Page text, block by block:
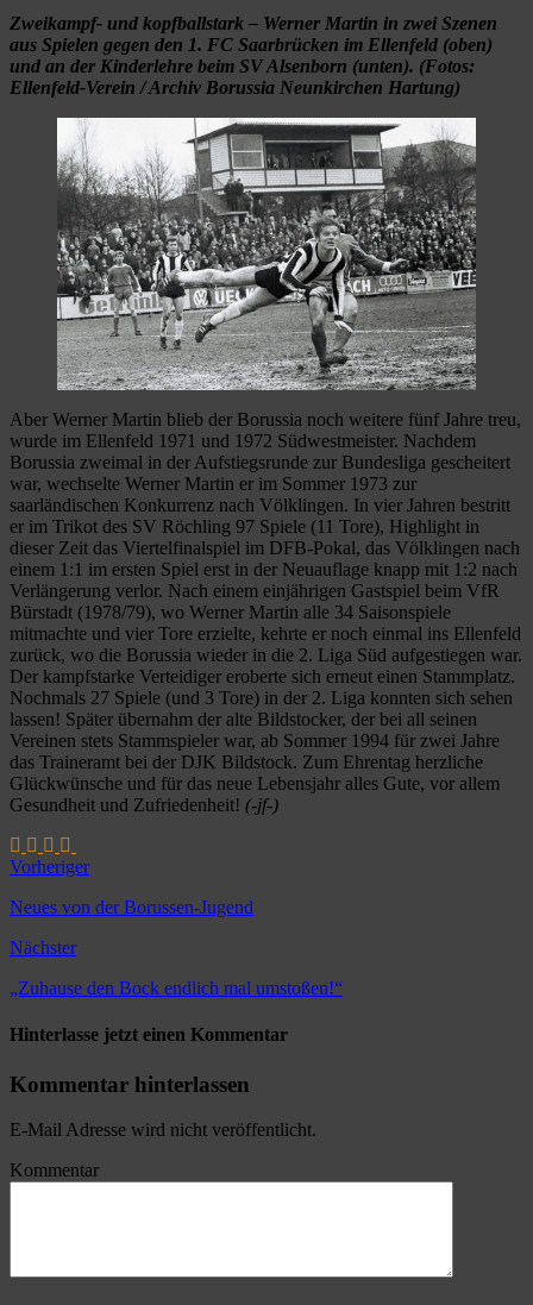
Zweikampf- und kopfballstark – Werner Martin in zwei Szenen
aus Spielen gegen den 1. FC Saarbrücken im Ellenfeld (oben)
und an der Kinderlehre beim SV Alsenborn (unten). (Fotos:
Ellenfeld-Verein / Archiv Borussia Neunkirchen Hartung)
Aber Werner Martin blieb der Borussia noch weitere fünf Jahre treu,
wurde im Ellenfeld 1971 und 1972 Südwestmeister. Nachdem
Borussia zweimal in der Aufstiegsrunde zur Bundesliga gescheitert
war, wechselte Werner Martin er im Sommer 1973 zur
saarländischen Konkurrenz nach Völklingen. In vier Jahren bestritt
er im Trikot des SV Röchling 97 Spiele (11 Tore), Highlight in
dieser Zeit das Viertelfinalspiel im DFB-Pokal, das Völklingen nach
einem 1:1 im ersten Spiel erst in der Neuauflage knapp mit 1:2 nach
Verlängerung verlor. Nach einem einjährigen Gastspiel beim VfR
Bürstadt (1978/79), wo Werner Martin alle 34 Saisonspiele
mitmachte und vier Tore erzielte, kehrte er noch einmal ins Ellenfeld
zurück, wo die Borussia wieder in die 2. Liga Süd aufgestiegen war.
Der kampfstarke Verteidiger eroberte sich erneut einen Stammplatz.
Nochmals 27 Spiele (und 3 Tore) in der 2. Liga konnten sich sehen
lassen! Später übernahm der alte Bildstocker, der bei all seinen
Vereinen stets Stammspieler war, ab Sommer 1994 für zwei Jahre
das Traineramt bei der DJK Bildstock. Zum Ehrentag herzliche
Glückwünsche und für das neue Lebensjahr alles Gute, vor allem
Gesundheit und Zufriedenheit! (-jf-)
Vorheriger
Neues von der Borussen-Jugend
Nächster
„Zuhause den Bock endlich mal umstoßen!“
Hinterlasse jetzt einen Kommentar
Kommentar hinterlassen
E-Mail Adresse wird nicht veröffentlicht.
Kommentar